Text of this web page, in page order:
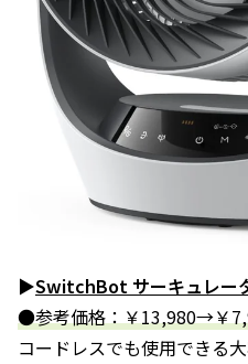
▶SwitchBot サーキュレー
●参考価格：￥13,980→￥
コードレスでも使用できる